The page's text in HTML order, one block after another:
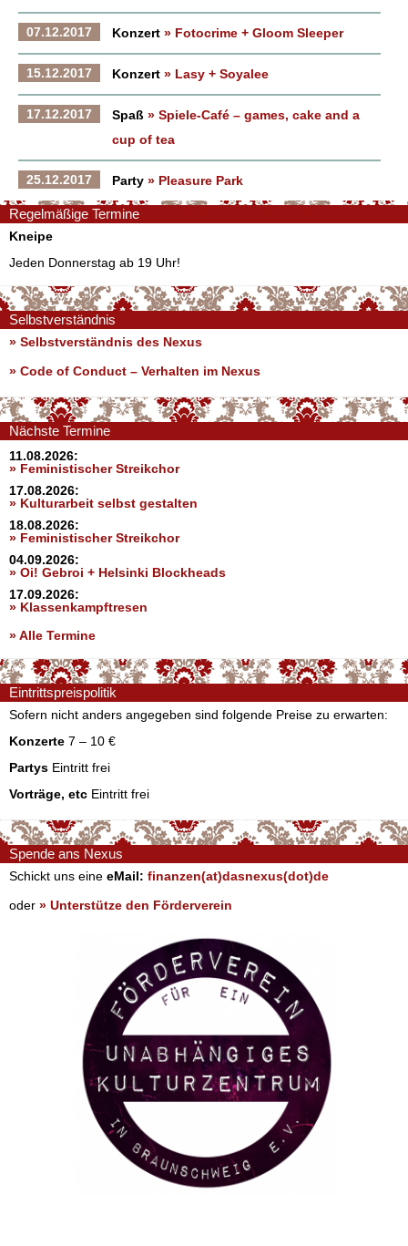
07.12.2017 Konzert » Fotocrime + Gloom Sleeper
15.12.2017 Konzert » Lasy + Soyalee
17.12.2017 Spaß » Spiele-Café – games, cake and a
cup of tea
25.12.2017 Party » Pleasure Park
Regelmäßige Termine
Kneipe
Jeden Donnerstag ab 19 Uhr!
Selbstverständnis
» Selbstverständnis des Nexus
» Code of Conduct – Verhalten im Nexus
Nächste Termine
11.08.2026:
» Feministischer Streikchor
17.08.2026:
» Kulturarbeit selbst gestalten
18.08.2026:
» Feministischer Streikchor
04.09.2026:
» Oi! Gebroi + Helsinki Blockheads
17.09.2026:
» Klassenkampftresen
» Alle Termine
Eintrittspreispolitik
Sofern nicht anders angegeben sind folgende Preise zu erwarten:
Konzerte 7 – 10 €
Partys Eintritt frei
Vorträge, etc Eintritt frei
Spende ans Nexus
Schickt uns eine eMail: finanzen(at)dasnexus(dot)de
oder » Unterstütze den Förderverein